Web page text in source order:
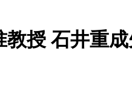
授 石井重